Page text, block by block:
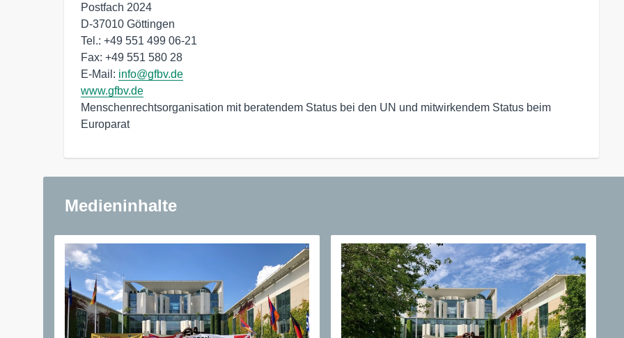
Postfach 2024
D-37010 Göttingen
Tel.: +49 551 499 06-21
Fax: +49 551 580 28
E-Mail: info@gfbv.de
www.gfbv.de
Menschenrechtsorganisation mit beratendem Status bei den UN und mitwirkendem Status beim
Europarat
Medieninhalte